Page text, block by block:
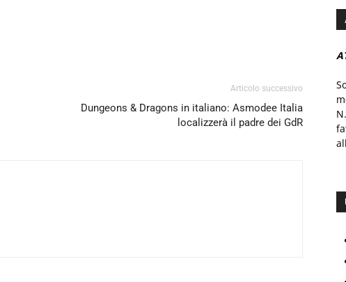
Articolo successivo
Dungeons & Dragons in italiano: Asmodee Italia
localizzerà il padre dei GdR